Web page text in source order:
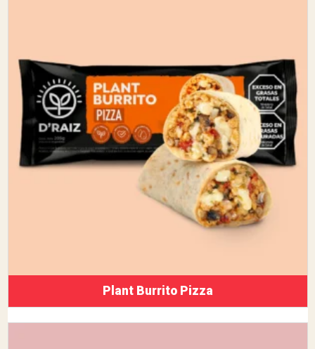
Plant Burrito Pizza